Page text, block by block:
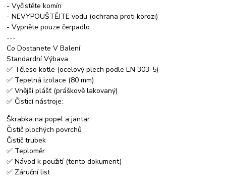
- Vyčistěte komín
- NEVYPOUŠTĚJTE vodu (ochrana proti korozi)
- Vypněte pouze čerpadlo
---
Co Dostanete V Balení
Standardní Výbava
✅ Těleso kotle (ocelový plech podle EN 303-5)
✅ Tepelná izolace (80 mm)
✅ Vnější plášť (práškově lakovaný)
✅ Čisticí nástroje:
Škrabka na popel a jantar
Čistič plochých povrchů
Čistič trubek
✅ Teploměr
✅ Návod k použití (tento dokument)
✅ Záruční list